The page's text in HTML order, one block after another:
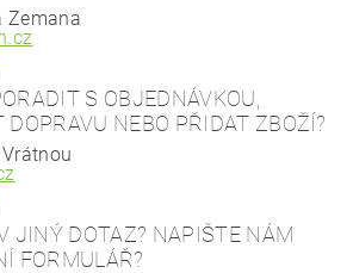
Zemana
S OBJEDNÁVKOU,
NEBO PŘIDAT ZBOŽÍ?
JINÝ DOTAZ? NAPIŠTE NÁM
FORMULÁŘ?